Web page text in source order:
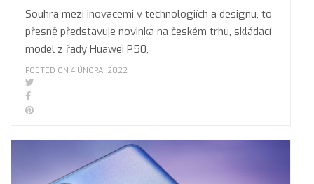
Souhra mezi inovacemi v technologiích a designu, to
přesně představuje novinka na českém trhu, skládací
model z řady Huawei P50,
POSTED ON 4 ÚNORA, 2022